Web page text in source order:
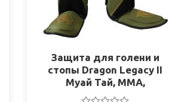
Защита для голени и
стопы Dragon Legacy II
Муай Тай, ММА,
Кикбоксинг 40722-P